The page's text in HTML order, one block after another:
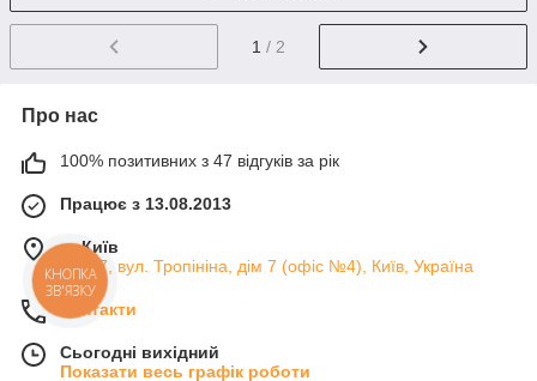
1 / 2
Про нас
100% позитивних з 47 відгуків за рік
Працює з 13.08.2013
м. Київ
04107, вул. Тропініна, дім 7 (офіс №4), Київ, Україна
Контакти
Сьогодні вихідний
Показати весь графік роботи
КНОПКА
ЗВ'ЯЗКУ